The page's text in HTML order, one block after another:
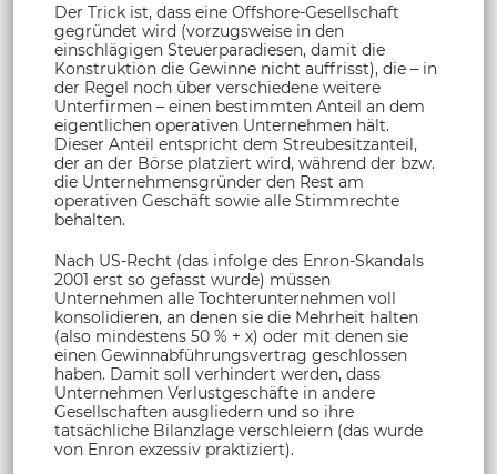
Der Trick ist, dass eine Offshore-Gesellschaft
gegründet wird (vorzugsweise in den
einschlägigen Steuerparadiesen, damit die
Konstruktion die Gewinne nicht auffrisst), die – in
der Regel noch über verschiedene weitere
Unterfirmen – einen bestimmten Anteil an dem
eigentlichen operativen Unternehmen hält.
Dieser Anteil entspricht dem Streubesitzanteil,
der an der Börse platziert wird, während der bzw.
die Unternehmensgründer den Rest am
operativen Geschäft sowie alle Stimmrechte
behalten.
Nach US-Recht (das infolge des Enron-Skandals
2001 erst so gefasst wurde) müssen
Unternehmen alle Tochterunternehmen voll
konsolidieren, an denen sie die Mehrheit halten
(also mindestens 50 % + x) oder mit denen sie
einen Gewinnabführungsvertrag geschlossen
haben. Damit soll verhindert werden, dass
Unternehmen Verlustgeschäfte in andere
Gesellschaften ausgliedern und so ihre
tatsächliche Bilanzlage verschleiern (das wurde
von Enron exzessiv praktiziert).